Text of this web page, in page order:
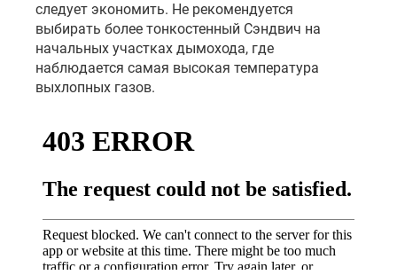
следует экономить. Не рекомендуется
выбирать более тонкостенный Сэндвич на
начальных участках дымохода, где
наблюдается самая высокая температура
выхлопных газов.